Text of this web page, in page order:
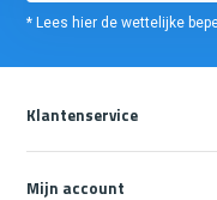
* Lees hier de wettelijke
Klantenservice
Mijn account